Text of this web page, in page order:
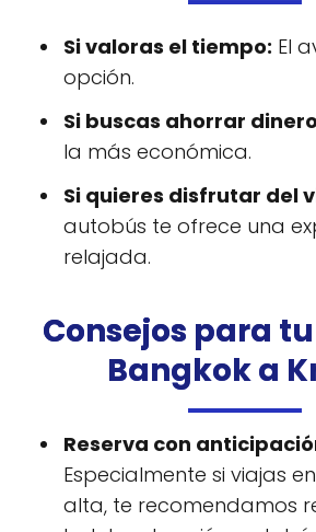
Si valoras el tiempo: El
opción.
Si buscas ahorrar
la más económica.
Si quieres disfrutar del
autobús te ofrece una
relajada.
Consejos para
Bangkok a
Reserva con
Especialmente si viajas
alta, te recomendamos